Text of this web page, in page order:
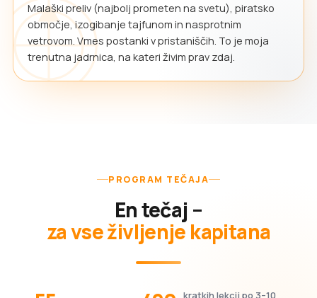
Malaški preliv (najbolj prometen na svetu), piratsko
območje, izogibanje tajfunom in nasprotnim
vetrovom. Vmes postanki v pristaniščih. To je moja
trenutna jadrnica, na kateri živim prav zdaj.
PROGRAM TEČAJA
En tečaj –
za vse življenje kapitana
kratkih lekcij po 3–10